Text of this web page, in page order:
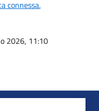
connessa.
2026, 11:10